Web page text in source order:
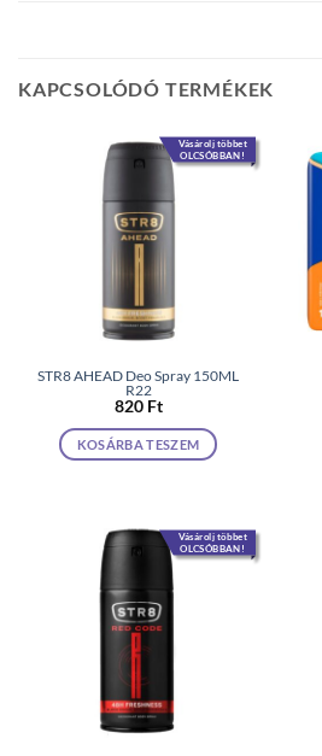
KAPCSOLÓDÓ TERMÉKEK
Vásárolj többet
OLCSÓBBAN!
STR8 AHEAD Deo Spray 150ML
R22
820 Ft
KOSÁRBA TESZEM
Vásárolj többet
OLCSÓBBAN!